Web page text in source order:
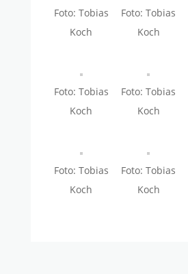
Foto: Tobias
Koch
Foto: Tobias
Koch
Foto: Tobias
Koch
Foto: Tobias
Koch
Foto: Tobias
Koch
Foto: Tobias
Koch